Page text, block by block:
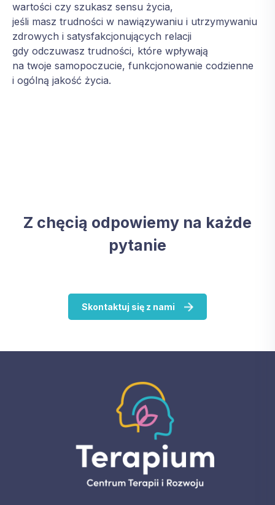
wartości czy szukasz sensu życia,
jeśli masz trudności w nawiązywaniu i utrzymywaniu
zdrowych i satysfakcjonujących relacji
gdy odczuwasz trudności, które wpływają
na twoje samopoczucie, funkcjonowanie codzienne
i ogólną jakość życia.
Z chęcią odpowiemy na każde
pytanie
Skontaktuj się z nami